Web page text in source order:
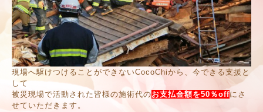
現場へ駆けつけることができないCocoChiから、今できる支援と
して
被災現場で活動された皆様の施術代のお支払金額を50％offにさ
せていただきます。